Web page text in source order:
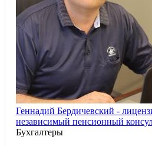
Геннадий Бердичевский -
независимый пенсионный
Бухгалтеры